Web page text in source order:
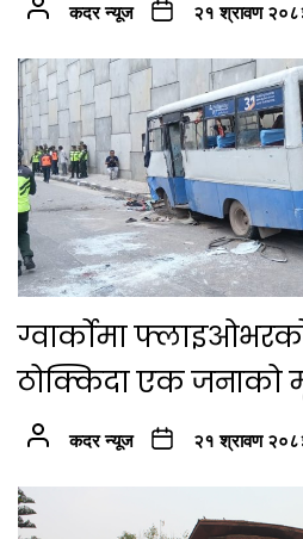
कदर न्यूज २१ श्रावण
ग्वार्कोमा
ठोक्किदा एक जनाको
कदर न्यूज २१ श्रावण